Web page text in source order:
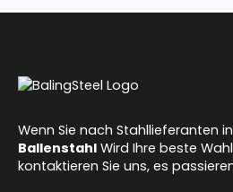
Wenn Sie nach Stahllieferanten
Ballenstahl Wird Ihre beste
kontaktieren Sie uns, es